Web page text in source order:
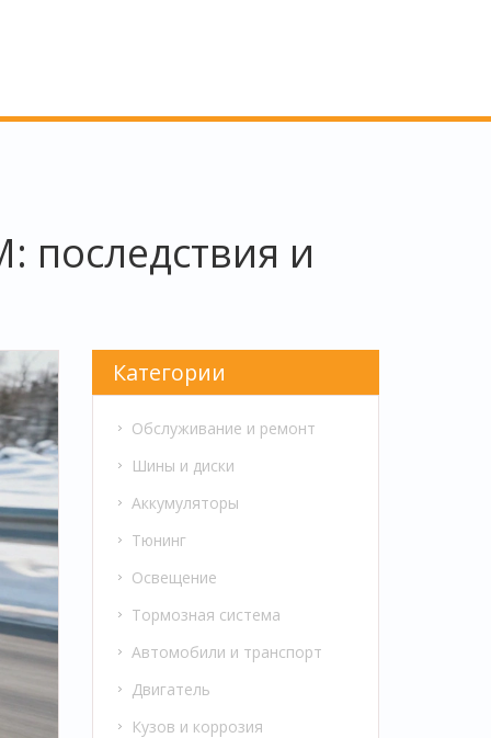
последствия и
Категории
Обслуживание и ремонт
Шины и диски
Аккумуляторы
Тюнинг
Освещение
Тормозная система
Автомобили и транспорт
Двигатель
Кузов и коррозия